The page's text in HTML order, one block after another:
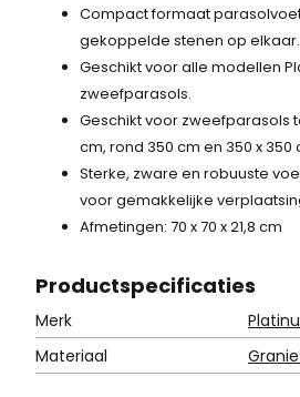
Compact formaat
gekoppelde stenen op elkaar.
Geschikt voor alle modellen
zweefparasols.
Geschikt voor zweefparasols
cm, rond 350 cm en 350 x 350
Sterke, zware en robuuste
voor gemakkelijke
Afmetingen: 70 x 70 x 21,8 cm
Productspecificaties
Merk
Materiaal